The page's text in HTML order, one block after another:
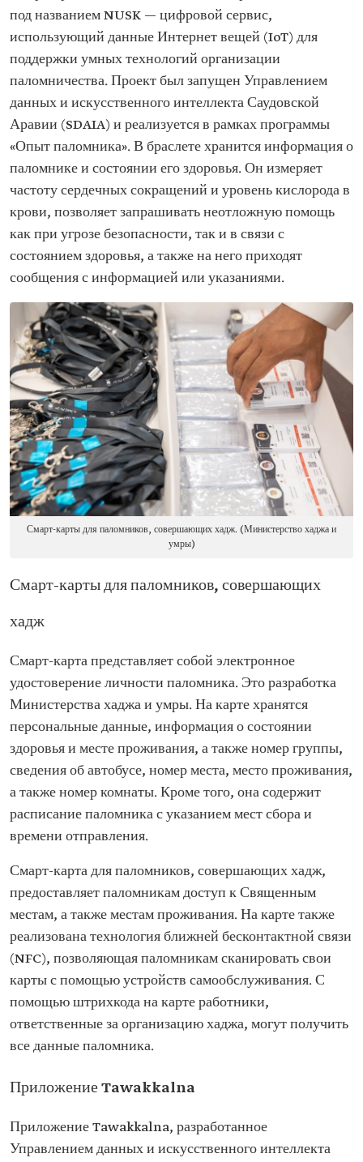
под названием NUSK — цифровой сервис,
использующий данные Интернет вещей (IoT) для
поддержки умных технологий организации
паломничества. Проект был запущен Управлением
данных и искусственного интеллекта Саудовской
Аравии (SDAIA) и реализуется в рамках программы
«Опыт паломника». В браслете хранится информация о
паломнике и состоянии его здоровья. Он измеряет
частоту сердечных сокращений и уровень кислорода в
крови, позволяет запрашивать неотложную помощь
как при угрозе безопасности, так и в связи с
состоянием здоровья, а также на него приходят
сообщения с информацией или указаниями.
Смарт-карты для паломников, совершающих хадж. (Министерство хаджа и
умры)
Смарт-карты для паломников, совершающих
хадж
Смарт-карта представляет собой электронное
удостоверение личности паломника. Это разработка
Министерства хаджа и умры. На карте хранятся
персональные данные, информация о состоянии
здоровья и месте проживания, а также номер группы,
сведения об автобусе, номер места, место проживания,
а также номер комнаты. Кроме того, она содержит
расписание паломника с указанием мест сбора и
времени отправления.
Смарт-карта для паломников, совершающих хадж,
предоставляет паломникам доступ к Священным
местам, а также местам проживания. На карте также
реализована технология ближней бесконтактной связи
(NFC), позволяющая паломникам сканировать свои
карты с помощью устройств самообслуживания. С
помощью штрихкода на карте работники,
ответственные за организацию хаджа, могут получить
все данные паломника.
Приложение Tawakkalna
Приложение Tawakkalna, разработанное
Управлением данных и искусственного интеллекта